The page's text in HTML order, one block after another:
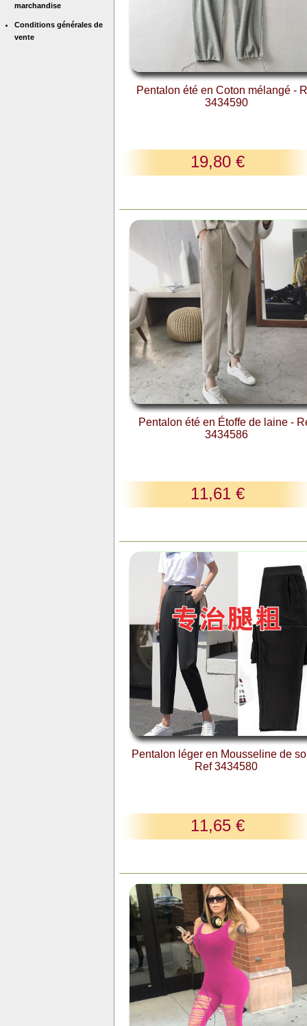
marchandise
Conditions générales de
vente
Pentalon été en Coton mélangé -
3434590
19,80 €
Pentalon été en Étoffe de laine -
3434586
11,61 €
Pentalon léger en Mousseline de
Ref 3434580
11,65 €